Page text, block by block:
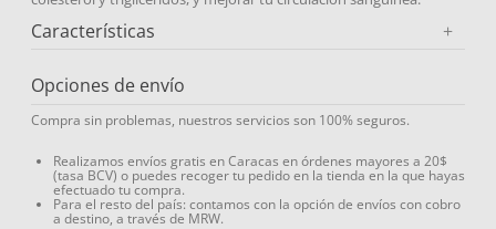
Características +
Opciones de envío
Compra sin problemas, nuestros servicios son 100% seguros.
Realizamos envíos gratis en Caracas en órdenes mayores a 20$
(tasa BCV) o puedes recoger tu pedido en la tienda en la que hayas
efectuado tu compra.
Para el resto del país: contamos con la opción de envíos con cobro
a destino, a través de MRW.